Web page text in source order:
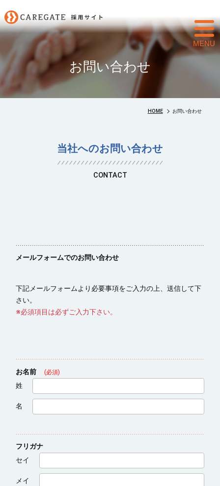
お問い合わせ
HOME お問い合わせ
当社へのお問い合わせ
CONTACT
メールフォームでのお問い合わせ
下記メールフォームより必要事項をご入力の上、送信して下
さい。
※必須項目は必ずご入力下さい。
お名前 (必須)
姓
名
フリガナ
セイ
メイ